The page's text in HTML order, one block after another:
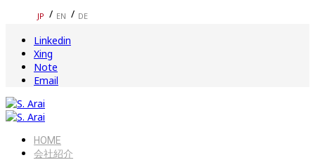
JP EN DE
Linkedin
Xing
Note
Email
HOME
会社紹介